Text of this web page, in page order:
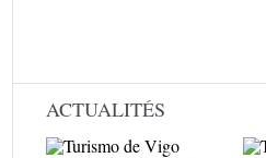
ACTUALITÉS